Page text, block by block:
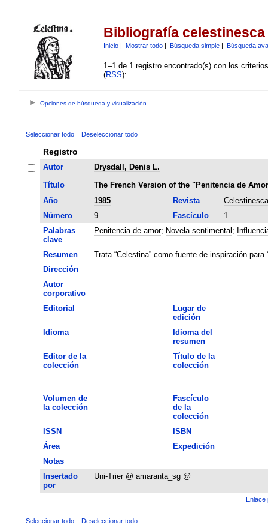
Bibliografía celestinesca
Inicio| Mostrar todo| Búsqueda simple| Búsqueda
1–1 de 1 registro encontrado(s) con los
(RSS):
Opciones de búsqueda y visualización
Seleccionar todo Deseleccionar todo
Registro
Autor
Drysdall, Denis L.
Título
The French Version of the "Penitencia de
Año
1985 Revista
Celestinesca
Número
9 Fascículo
1
Palabras
clave
Penitencia de amor; Novela sentimental ;
Resumen
Trata “Celestina” como fuente de inspiración
Dirección
Autor
corporativo
Editorial
Lugar de
edición
Idioma
Idioma del
resumen
Editor de la
colección
Título de la
colección
Volumen de
la colección
Fascículo
de la
colección
ISSN
ISBN
Área
Expedición
Notas
Insertado
por
Uni-Trier @ amaranta_sg @
Enlace
Seleccionar todo Deseleccionar todo